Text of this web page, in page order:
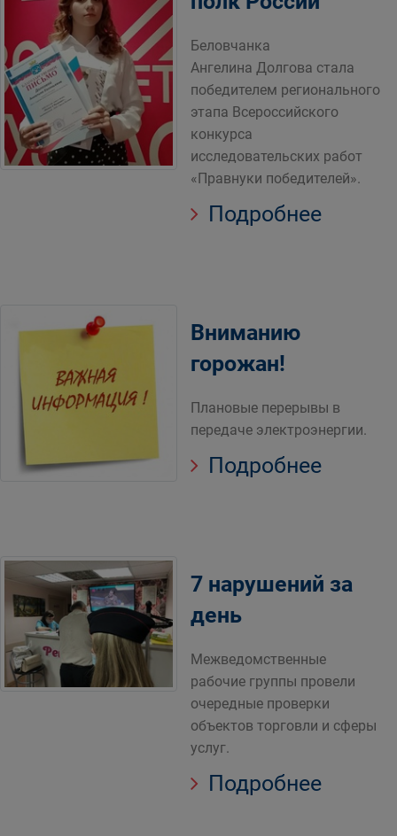
Беловчанка
Ангелина Долгова стала
победителем регионального
этапа Всероссийского
конкурса
исследовательских работ
«Правнуки победителей».
Подробнее
Вниманию
горожан!
Плановые перерывы в
передаче электроэнергии.
Подробнее
7 нарушений за
день
Межведомственные
рабочие группы провели
очередные проверки
объектов торговли и сферы
услуг.
Подробнее